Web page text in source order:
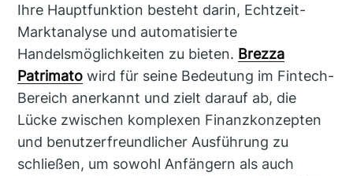
Ihre Hauptfunktion besteht darin, Echtzeit-
Marktanalyse und automatisierte
Handelsmöglichkeiten zu bieten. Brezza
Patrimato wird für seine Bedeutung im Fintech-
Bereich anerkannt und zielt darauf ab, die
Lücke zwischen komplexen Finanzkonzepten
und benutzerfreundlicher Ausführung zu
schließen, um sowohl Anfängern als auch